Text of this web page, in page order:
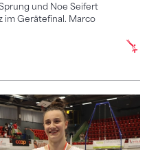
und Noe Seifert
im Gerätefinal. Marco
der Ostschweiz